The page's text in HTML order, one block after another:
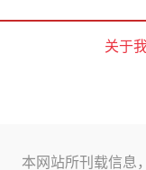
关于
本网站所刊载信息